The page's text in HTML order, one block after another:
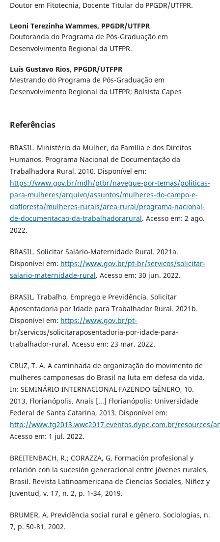
Doutor em Fitotecnia, Docente Titular do PPGDR/UTFPR.
Leoni Terezinha Wammes, PPGDR/UTFPR
Doutoranda do Programa de Pós-Graduação em
Desenvolvimento Regional da UTFPR.
Luís Gustavo Rios, PPGDR/UTFPR
Mestrando do Programa de Pós-Graduação em
Desenvolvimento Regional da UTFPR; Bolsista Capes
Referências
BRASIL. Ministério da Mulher, da Família e dos Direitos
Humanos. Programa Nacional de Documentação da
Trabalhadora Rural. 2010. Disponível em:
https://www.gov.br/mdh/ptbr/navegue-por-temas/politicas-
para-mulheres/arquivo/assuntos/mulheres-do-campo-e-
dafloresta/mulheres-rurais/area-rural/programa-nacional-
de-documentacao-da-trabalhadorarural. Acesso em: 2 ago.
2022.
BRASIL. Solicitar Salário-Maternidade Rural. 2021a.
Disponível em: https://www.gov.br/pt-br/servicos/solicitar-
salario-maternidade-rural. Acesso em: 30 jun. 2022.
BRASIL. Trabalho, Emprego e Previdência. Solicitar
Aposentadoria por Idade para Trabalhador Rural. 2021b.
Disponível em: https://www.gov.br/pt-
br/servicos/solicitaraposentadoria-por-idade-para-
trabalhador-rural. Acesso em: 23 mar. 2022.
CRUZ, T. A. A caminhada de organização do movimento de
mulheres camponesas do Brasil na luta em defesa da vida.
In: SEMINÁRIO INTERNACIONAL FAZENDO GÊNERO, 10.
2013, Florianópolis. Anais [...] Florianópolis: Universidade
Federal de Santa Catarina, 2013. Disponível em:
http://www.fg2013.wwc2017.eventos.dype.com.br/resources/
Acesso em: 1 jul. 2022.
BREITENBACH, R.; CORAZZA, G. Formación profesional y
relación con la sucesión generacional entre jóvenes rurales,
Brasil. Revista Latinoamericana de Ciencias Sociales, Niñez y
Juventud, v. 17, n. 2, p. 1-34, 2019.
BRUMER, A. Previdência social rural e gênero. Sociologias, n.
7, p. 50-81, 2002.